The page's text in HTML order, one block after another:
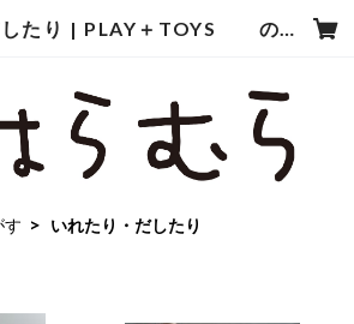
いれたり・だしたり | PLAY＋TOYS のはらむら
す いれたり・だしたり